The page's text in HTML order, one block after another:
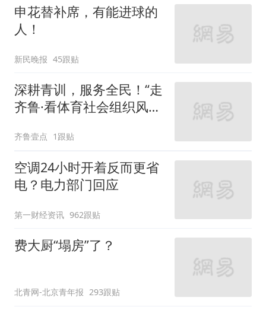
申花替补席，有能进球的
人！
新民晚报 45跟贴
深耕青训，服务全民！“走
齐鲁·看体育社会组织风
齐鲁壹点 1跟贴
空调24小时开着反而更省
电？电力部门回应
第一财经资讯 962跟贴
费大厨“塌房”了？
北青网-北京青年报 293跟贴